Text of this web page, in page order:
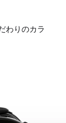
わりのカラ